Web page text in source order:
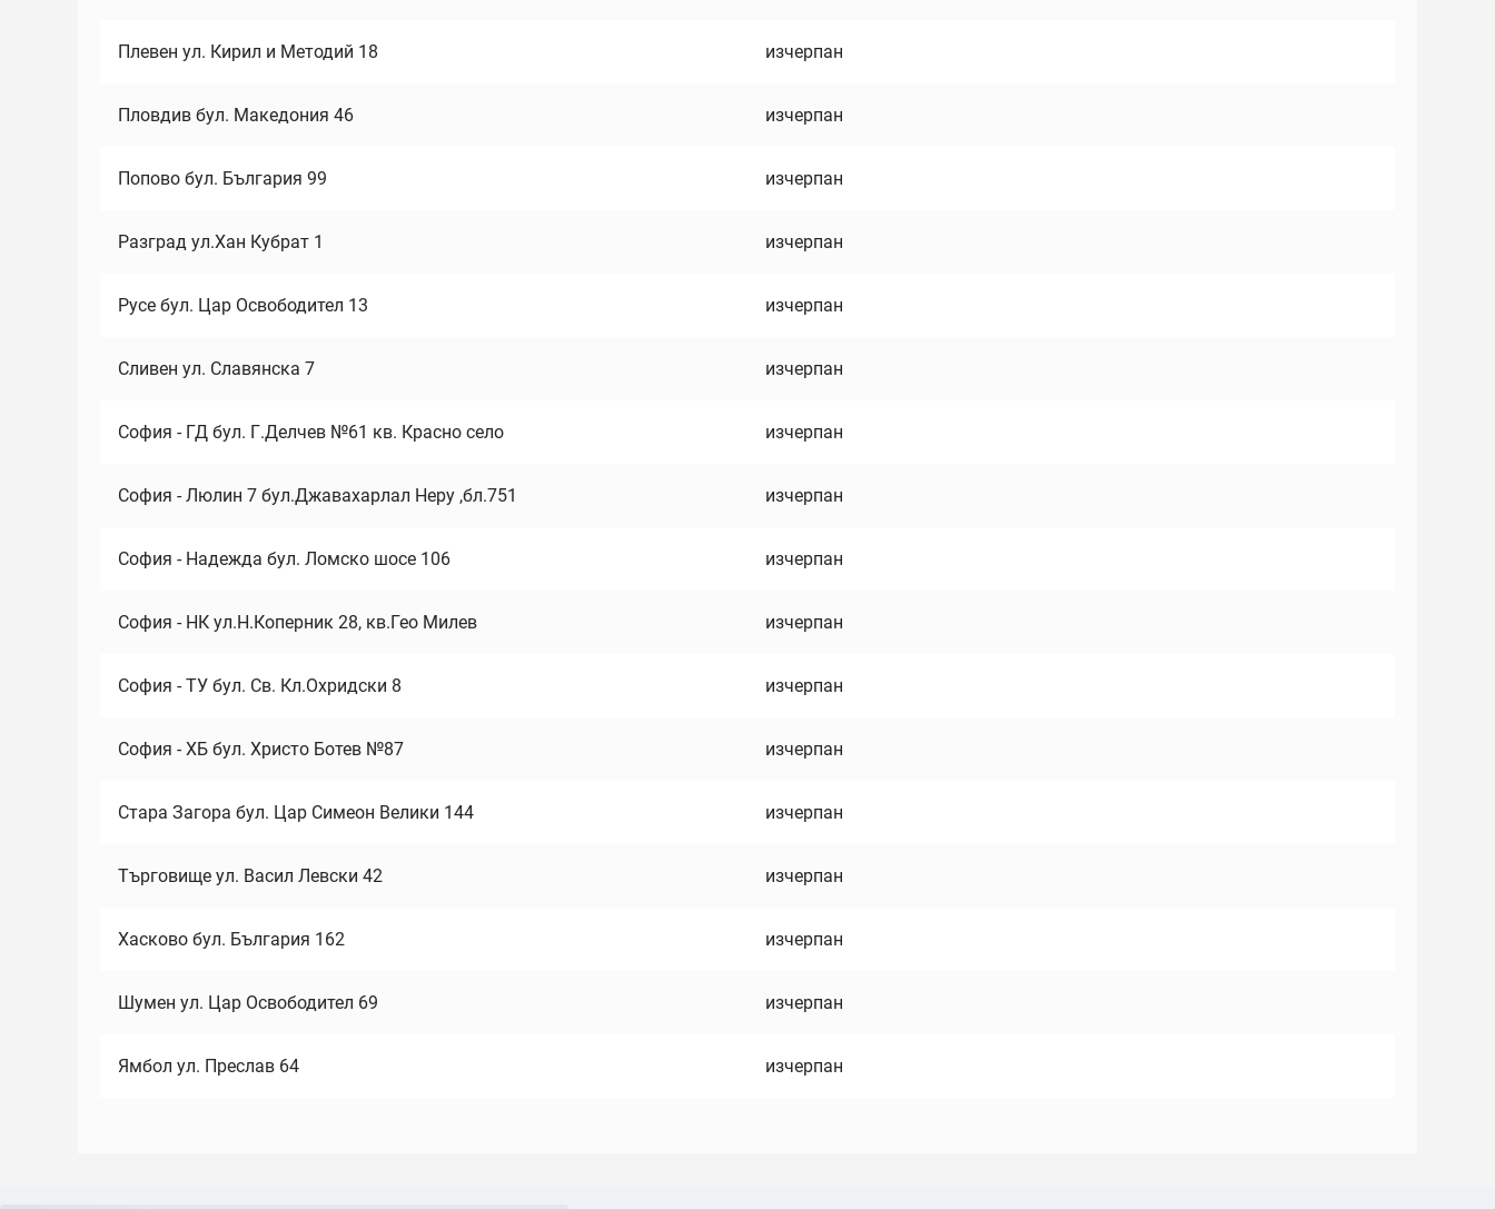
Плевен ул. Кирил и Методий 18 изчерпан
Пловдив бул. Македония 46 изчерпан
Попово бул. България 99 изчерпан
Разград ул.Хан Кубрат 1 изчерпан
Русе бул. Цар Освободител 13 изчерпан
Сливен ул. Славянска 7 изчерпан
София - ГД бул. Г.Делчев №61 кв. Красно село изчерпан
София - Люлин 7 бул.Джавахарлал Неру ,бл.751 изчерпан
София - Надежда бул. Ломско шосе 106 изчерпан
София - НК ул.Н.Коперник 28, кв.Гео Милев изчерпан
София - ТУ бул. Св. Кл.Охридски 8 изчерпан
София - ХБ бул. Христо Ботев №87 изчерпан
Стара Загора бул. Цар Симеон Велики 144 изчерпан
Търговище ул. Васил Левски 42 изчерпан
Хасково бул. България 162 изчерпан
Шумен ул. Цар Освободител 69 изчерпан
Ямбол ул. Преслав 64 изчерпан